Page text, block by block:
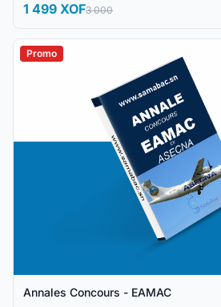
1 499 XOF3 000
Promo
Annales Concours - EAMAC